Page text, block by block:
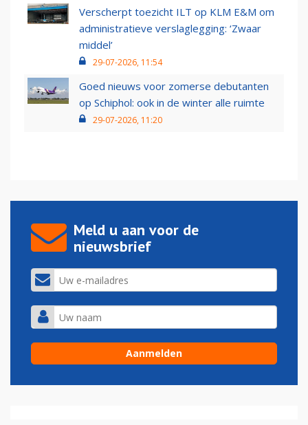
Verscherpt toezicht ILT op KLM E&M om
administratieve verslaglegging: ‘Zwaar
middel’
29-07-2026, 11:54
Goed nieuws voor zomerse debutanten
op Schiphol: ook in de winter alle ruimte
29-07-2026, 11:20
Meld u aan voor de
nieuwsbrief